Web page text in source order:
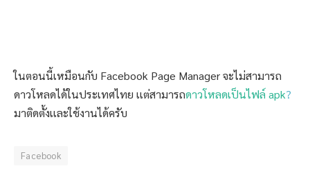
ในตอนนี้เหมือนกับ Facebook Page Manager จะไม่สามารถ
ดาวโหลดได้ในประเทศไทย เเต่สามารถดาวโหลดเป็นไฟล์ apk?
มาติดตั้งเเละใช้งานได้ครับ
Facebook